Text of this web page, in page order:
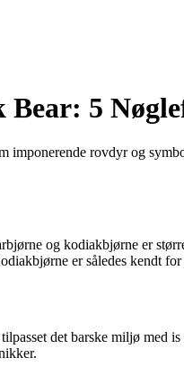
5
imponerende rovdyr og
og kodiakbjørne er
er således kendt
det barske miljø med